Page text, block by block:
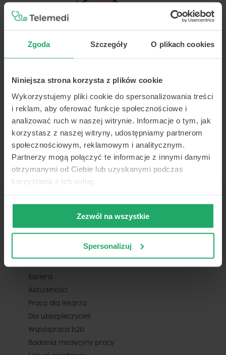
Zgoda Szczegóły O plikach cookies
Niniejsza strona korzysta z plików cookie
Wykorzystujemy pliki cookie do spersonalizowania treści
i reklam, aby oferować funkcje społecznościowe i
analizować ruch w naszej witrynie. Informacje o tym, jak
korzystasz z naszej witryny, udostępniamy partnerom
społecznościowym, reklamowym i analitycznym.
Partnerzy mogą połączyć te informacje z innymi danymi
otrzymanymi od Ciebie lub uzyskanymi podczas
korzystania z ich usług.
Zezwól na wszystkie
Spersonalizuj
TELEMEDI
Kariera
Aktualności
Praca dla lekarza
Dla ubezpieczycieli
Współpraca b2b
Badania medycyny pracy